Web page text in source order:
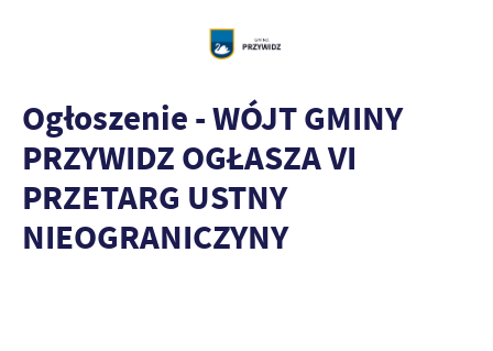
Ogłoszenie - WÓJT GMINY
PRZYWIDZ OGŁASZA VI
PRZETARG USTNY
NIEOGRANICZYNY